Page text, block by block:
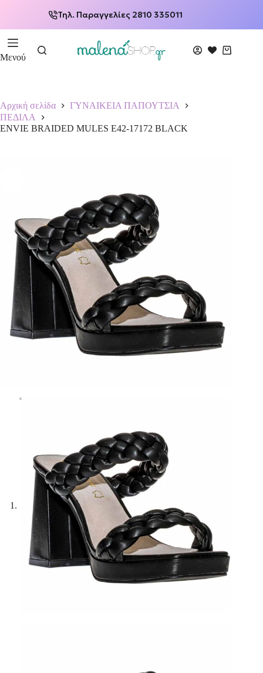
Τηλ. Παραγγελίες 2810 335011
Μενού
Αρχική σελίδα
ΓΥΝΑΙΚΕΙΑ ΠΑΠΟΥΤΣΙΑ
ΠΕΔΙΛΑ
ENVIE BRAIDED MULES E42-17172 BLACK